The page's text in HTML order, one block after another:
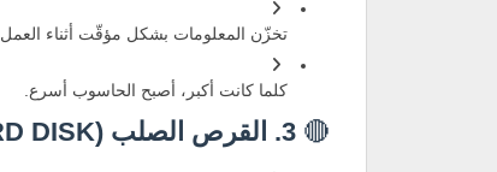
تخزّن المعلومات بشكل مؤقّت أثناء العمل.
كلما كانت أكبر، أصبح الحاسوب أسرع.
🔴 3. القرص الصلب (HARD DISK)